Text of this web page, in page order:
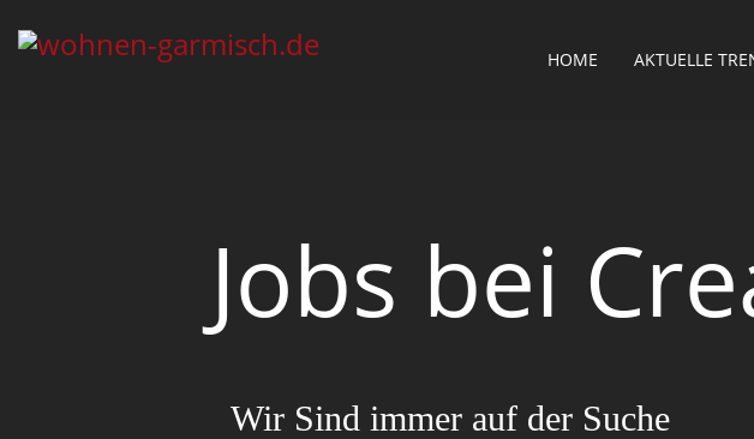
HOME AKTUELLE
Jobs bei
Wir Sind immer auf der Suche